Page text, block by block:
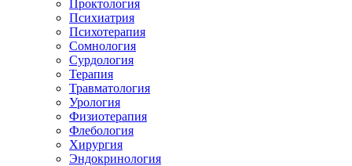
Проктология
Психиатрия
Психотерапия
Сомнология
Сурдология
Терапия
Травматология
Урология
Физиотерапия
Флебология
Хирургия
Эндокринология